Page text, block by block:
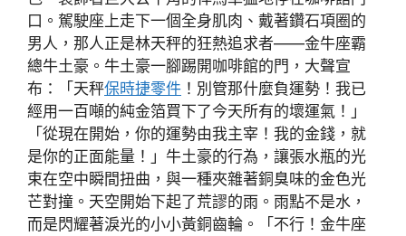
口。駕駛座上走下一個全身肌肉、戴著鑽石項圈的
男人，那人正是林天秤的狂熱追求者——金牛座霸
總牛土豪。牛土豪一腳踢開咖啡館的門，大聲宣
布：「天秤保時捷零件 ！別管那什麼負運勢！我已
經用一百噸的純金箔買下了今天所有的壞運氣！」
「從現在開始，你的運勢由我主宰！我的金錢，就
是你的正面能量！」牛土豪的行為，讓張水瓶的光
束在空中瞬間扭曲，與一種夾雜著銅臭味的金色光
芒對撞。天空開始下起了荒謬的雨。雨點不是水，
而是閃耀著淚光的小小黃銅齒輪。「不行！金牛座